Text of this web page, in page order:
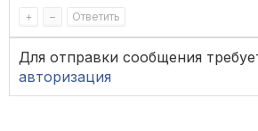
+ – Ответить
Для отправки сообщения
авторизация